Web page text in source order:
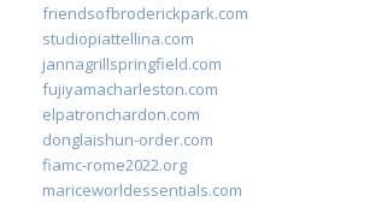
friendsofbroderickpark.com
studiopiattellina.com
jannagrillspringfield.com
fujiyamacharleston.com
elpatronchardon.com
donglaishun-order.com
fiamc-rome2022.org
mariceworldessentials.com